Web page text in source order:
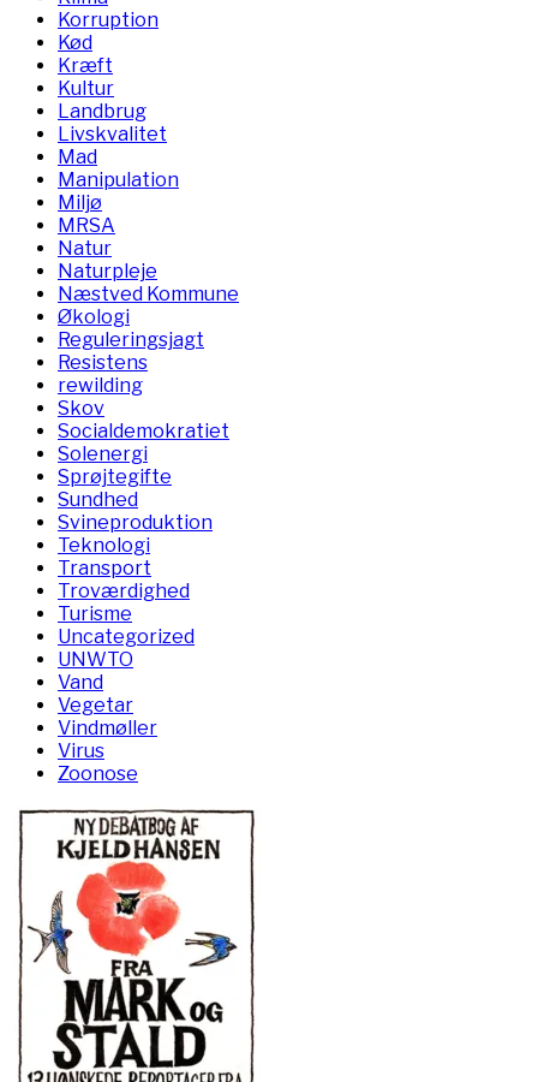
Korruption
Kød
Kræft
Kultur
Landbrug
Livskvalitet
Mad
Manipulation
Miljø
MRSA
Natur
Naturpleje
Næstved Kommune
Økologi
Reguleringsjagt
Resistens
rewilding
Skov
Socialdemokratiet
Solenergi
Sprøjtegifte
Sundhed
Svineproduktion
Teknologi
Transport
Troværdighed
Turisme
Uncategorized
UNWTO
Vand
Vegetar
Vindmøller
Virus
Zoonose